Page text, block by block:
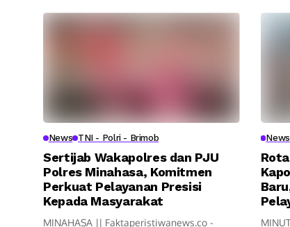
News TNI - Polri - Brimob
Sertijab Wakapolres dan PJU
Polres Minahasa, Komitmen
Perkuat Pelayanan Presisi
Kepada Masyarakat
MINAHASA || Faktaperistiwanews.co -
News